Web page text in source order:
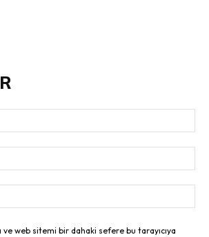
web sitemi bir dahaki sefere bu tarayıcıya